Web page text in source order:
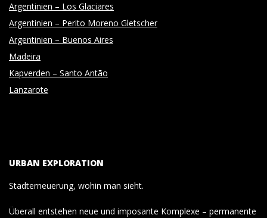
Argentinien – Los Glaciares
Argentinien – Perito Moreno Gletscher
Argentinien – Buenos Aires
Madeira
Kapverden – Santo Antão
Lanzarote
URBAN EXPLORATION
Stadterneuerung, wohin man sieht.
Überall entstehen neue und imposante Komplexe – permanente